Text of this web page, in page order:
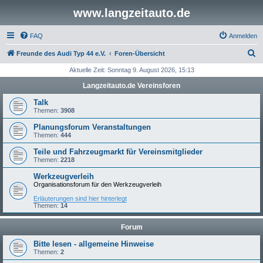
www.langzeitauto.de
FAQ Anmelden
Freunde des Audi Typ 44 e.V. Foren-Übersicht
h
Aktuelle Zeit: Sonntag 9. August 2026, 15:13
Langzeitauto.de Vereinsforen
Talk
Themen: 3908
Planungsforum Veranstaltungen
Themen: 444
Teile und Fahrzeugmarkt für Vereinsmitglieder
Themen: 2218
Werkzeugverleih
Organisationsforum für den Werkzeugverleih
Erläuterungen sind hier hinterlegt
Themen: 14
Forum
Bitte lesen - allgemeine Hinweise
Themen: 2